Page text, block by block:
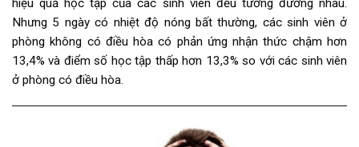
hiệu quả học tập của các sinh viên đều tương đương nhau.
Nhưng 5 ngày có nhiệt độ nóng bất thường, các sinh viên ở
phòng không có điều hòa có phản ứng nhận thức chậm hơn
13,4% và điểm số học tập thấp hơn 13,3% so với các sinh viên
ở phòng có điều hòa.